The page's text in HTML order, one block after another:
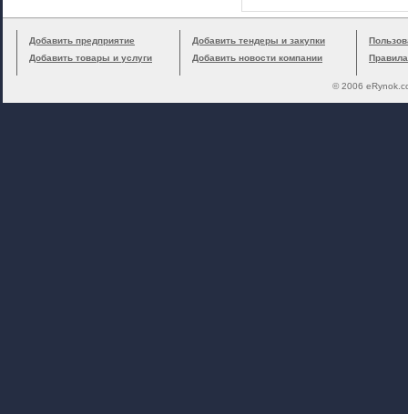
Добавить предприятие
Добавить товары и услуги
Добавить тендеры и закупки
Добавить новости компании
© 2006